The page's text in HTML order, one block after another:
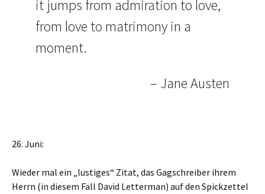
it jumps from admiration to love,
from love to matrimony in a
moment.
– Jane Austen
26. Juni:
Wieder mal ein „lustiges“ Zitat, das Gagschreiber ihrem
Herrn (in diesem Fall David Letterman) auf den Spickzettel